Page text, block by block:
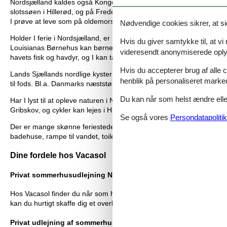
Nordsjælland kaldes også Kongernes Nordsjælland, da tre af
slotssøen i Hillerød, og på Fredensborg Slot kan man i juli og
I prøve at leve som på oldemors tid.
Holder I ferie i Nordsjælland, er I lige midt i historien. De tre
Louisianas Børnehus kan børnene skabe deres egen kunst,
havets fisk og havdyr, og I kan tage på marsvinssafari på
Lands Sjællands nordlige kyster ligger skønne ferieområder og
til fods. Bl.a. Danmarks næststørste skov, Gribskov. De to største
Har I lyst til at opleve naturen i Nordsjælland til hest eller på cykel,
Gribskov, og cykler kan lejes i Hillerød. Er I mere til ture på
Der er mange skønne feriesteder i Nordsjælland. Bl.a.
badehuse, rampe til vandet, toiletter og kiosk, og i højsæsonen
Dine fordele hos Vacasol
Privat sommerhusudlejning Nordsjælland: Det største udvalg
Hos Vacasol finder du når som helst det største udvalg af
kan du hurtigt skaffe dig et overblik over alle mulighederne, og
Privat udlejning af sommerhus Nordsjælland med prisgaranti
Nødvendige cookies sikrer, at
Hvis du giver samtykke til, at vi
videresendt anonymiserede
Hvis du accepterer brug af alle
henblik på personaliseret
Du kan når som helst ændre
Se også vores Persondatapolitik